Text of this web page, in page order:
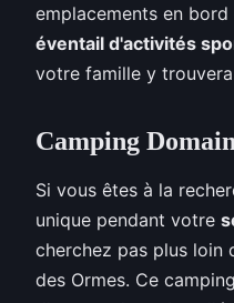
emplacements en bord
éventail d'activités
votre famille y
Camping
Si vous êtes à la
unique pendant votre
cherchez pas plus loin
des Ormes. Ce